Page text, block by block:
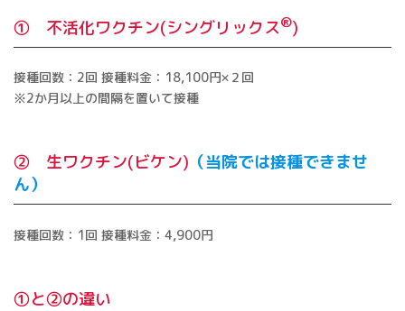
① 不活化ワクチン(シングリックス®)
接種回数：2回 接種料金：18,100円×２回
※2か月以上の間隔を置いて接種
② 生ワクチン(ビケン) （当院では接種できませ
ん）
接種回数：1回 接種料金：4,900円
①と②の違い